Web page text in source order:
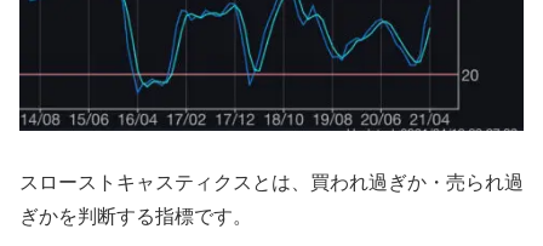
スローストキャスティクスとは、買われ過ぎか・売られ過
ぎかを判断する指標です。